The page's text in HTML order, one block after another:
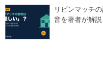
リビンマッチ
音を著者が解説